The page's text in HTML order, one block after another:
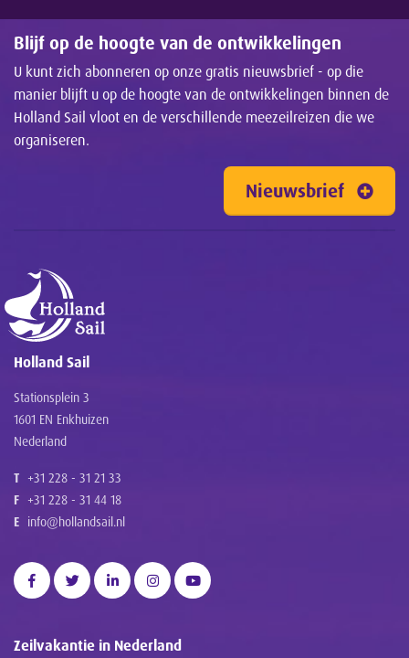
Blijf op de hoogte van de ontwikkelingen
U kunt zich abonneren op onze gratis nieuwsbrief - op die
manier blijft u op de hoogte van de ontwikkelingen binnen de
Holland Sail vloot en de verschillende meezeilreizen die we
organiseren.
Nieuwsbrief
Holland Sail
Stationsplein 3
1601 EN Enkhuizen
Nederland
T +31 228 - 31 21 33
F +31 228 - 31 44 18
E info@hollandsail.nl
Zeilvakantie in Nederland